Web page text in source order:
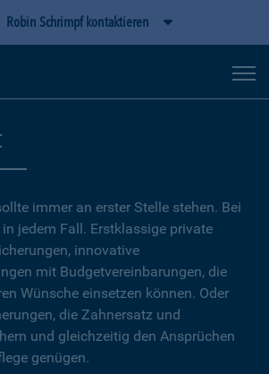
Robin Schrimpf kontaktieren
immer an erster Stelle stehen. Bei
jedem Fall. Erstklassige private
innovative
mit Budgetvereinbarungen, die
Wünsche einsetzen können. Oder
die Zahnersatz und
und gleichzeitig den Ansprüchen
genügen.